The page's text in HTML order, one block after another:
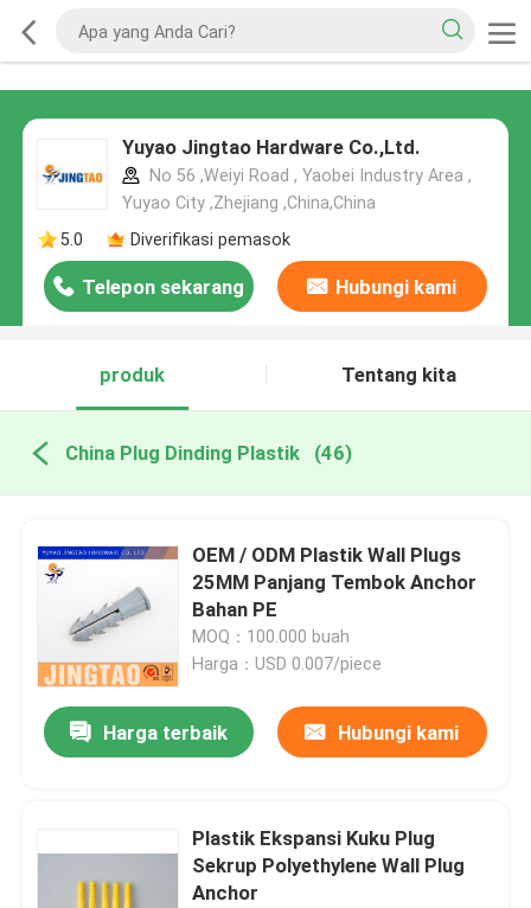
Yuyao Jingtao Hardware Co.,Ltd.
No 56 ,Weiyi Road , Yaobei Industry Area ,
Yuyao City ,Zhejiang ,China,China
5.0
Diverifikasi pemasok
Telepon sekarang Hubungi kami
produk Tentang kita
China Plug Dinding Plastik (46)
OEM / ODM Plastik Wall Plugs
25MM Panjang Tembok Anchor
Bahan PE
MOQ：100.000 buah
Harga：USD 0.007/piece
Harga terbaik Hubungi kami
Plastik Ekspansi Kuku Plug
Sekrup Polyethylene Wall Plug
Anchor